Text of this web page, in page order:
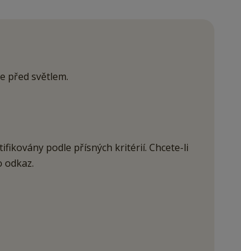
před světlem.
podle přísných kritérií. Chcete-li
odkaz.